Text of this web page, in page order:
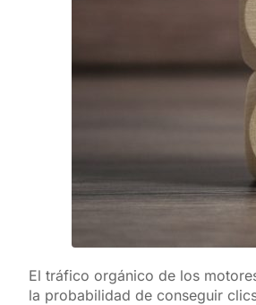
El tráfico orgánico de los
la probabilidad de conseguir